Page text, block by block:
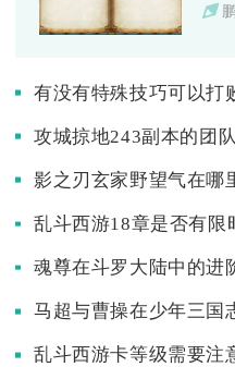
有没有特殊技巧可以打
攻城掠地243副本的团
影之刃玄家野望气在哪
乱斗西游18章是否有限
魂尊在斗罗大陆中的进
乱斗西游卡等级需要注